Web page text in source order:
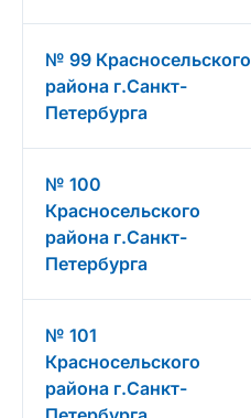
№ 99 Красносельского
района г.Санкт-
Петербурга
№ 100
Красносельского
района г.Санкт-
Петербурга
№ 101
Красносельского
района г.Санкт-